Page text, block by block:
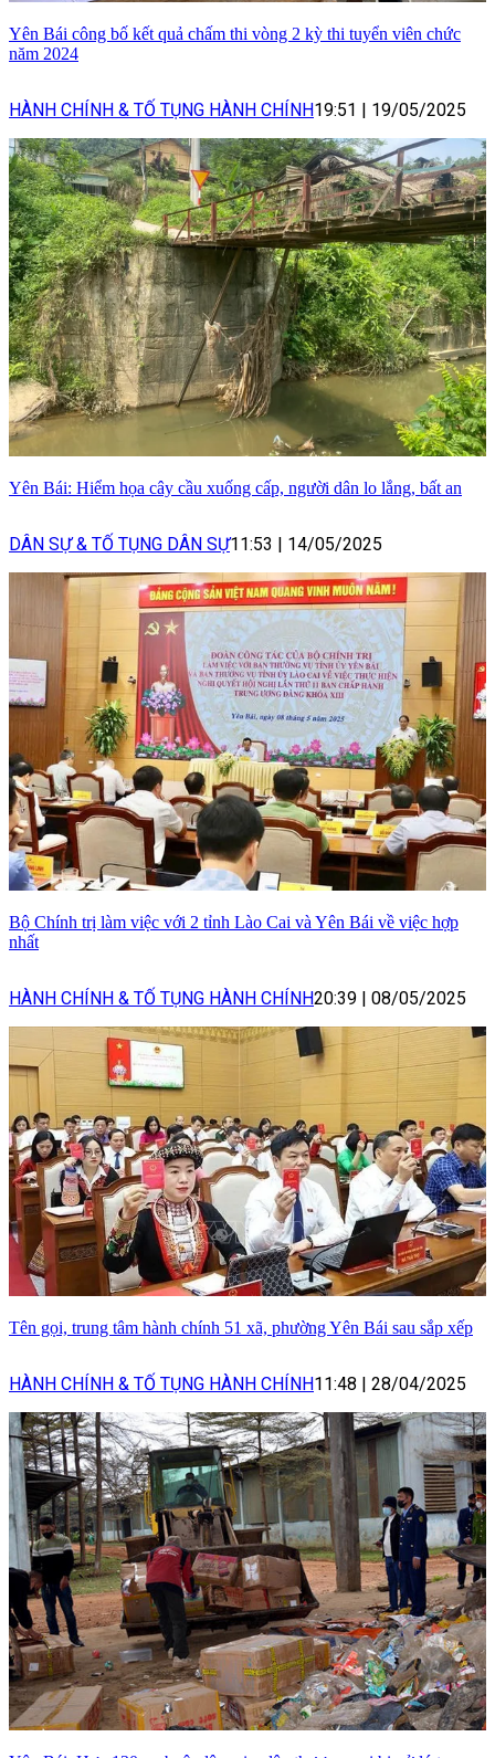
Yên Bái công bố kết quả chấm thi vòng 2 kỳ thi tuyển viên chức
năm 2024
HÀNH CHÍNH & TỐ TỤNG HÀNH CHÍNH19:51 | 19/05/2025
Yên Bái: Hiểm họa cây cầu xuống cấp, người dân lo lắng, bất an
DÂN SỰ & TỐ TỤNG DÂN SỰ11:53 | 14/05/2025
Bộ Chính trị làm việc với 2 tỉnh Lào Cai và Yên Bái về việc hợp
nhất
HÀNH CHÍNH & TỐ TỤNG HÀNH CHÍNH20:39 | 08/05/2025
Tên gọi, trung tâm hành chính 51 xã, phường Yên Bái sau sắp xếp
HÀNH CHÍNH & TỐ TỤNG HÀNH CHÍNH11:48 | 28/04/2025